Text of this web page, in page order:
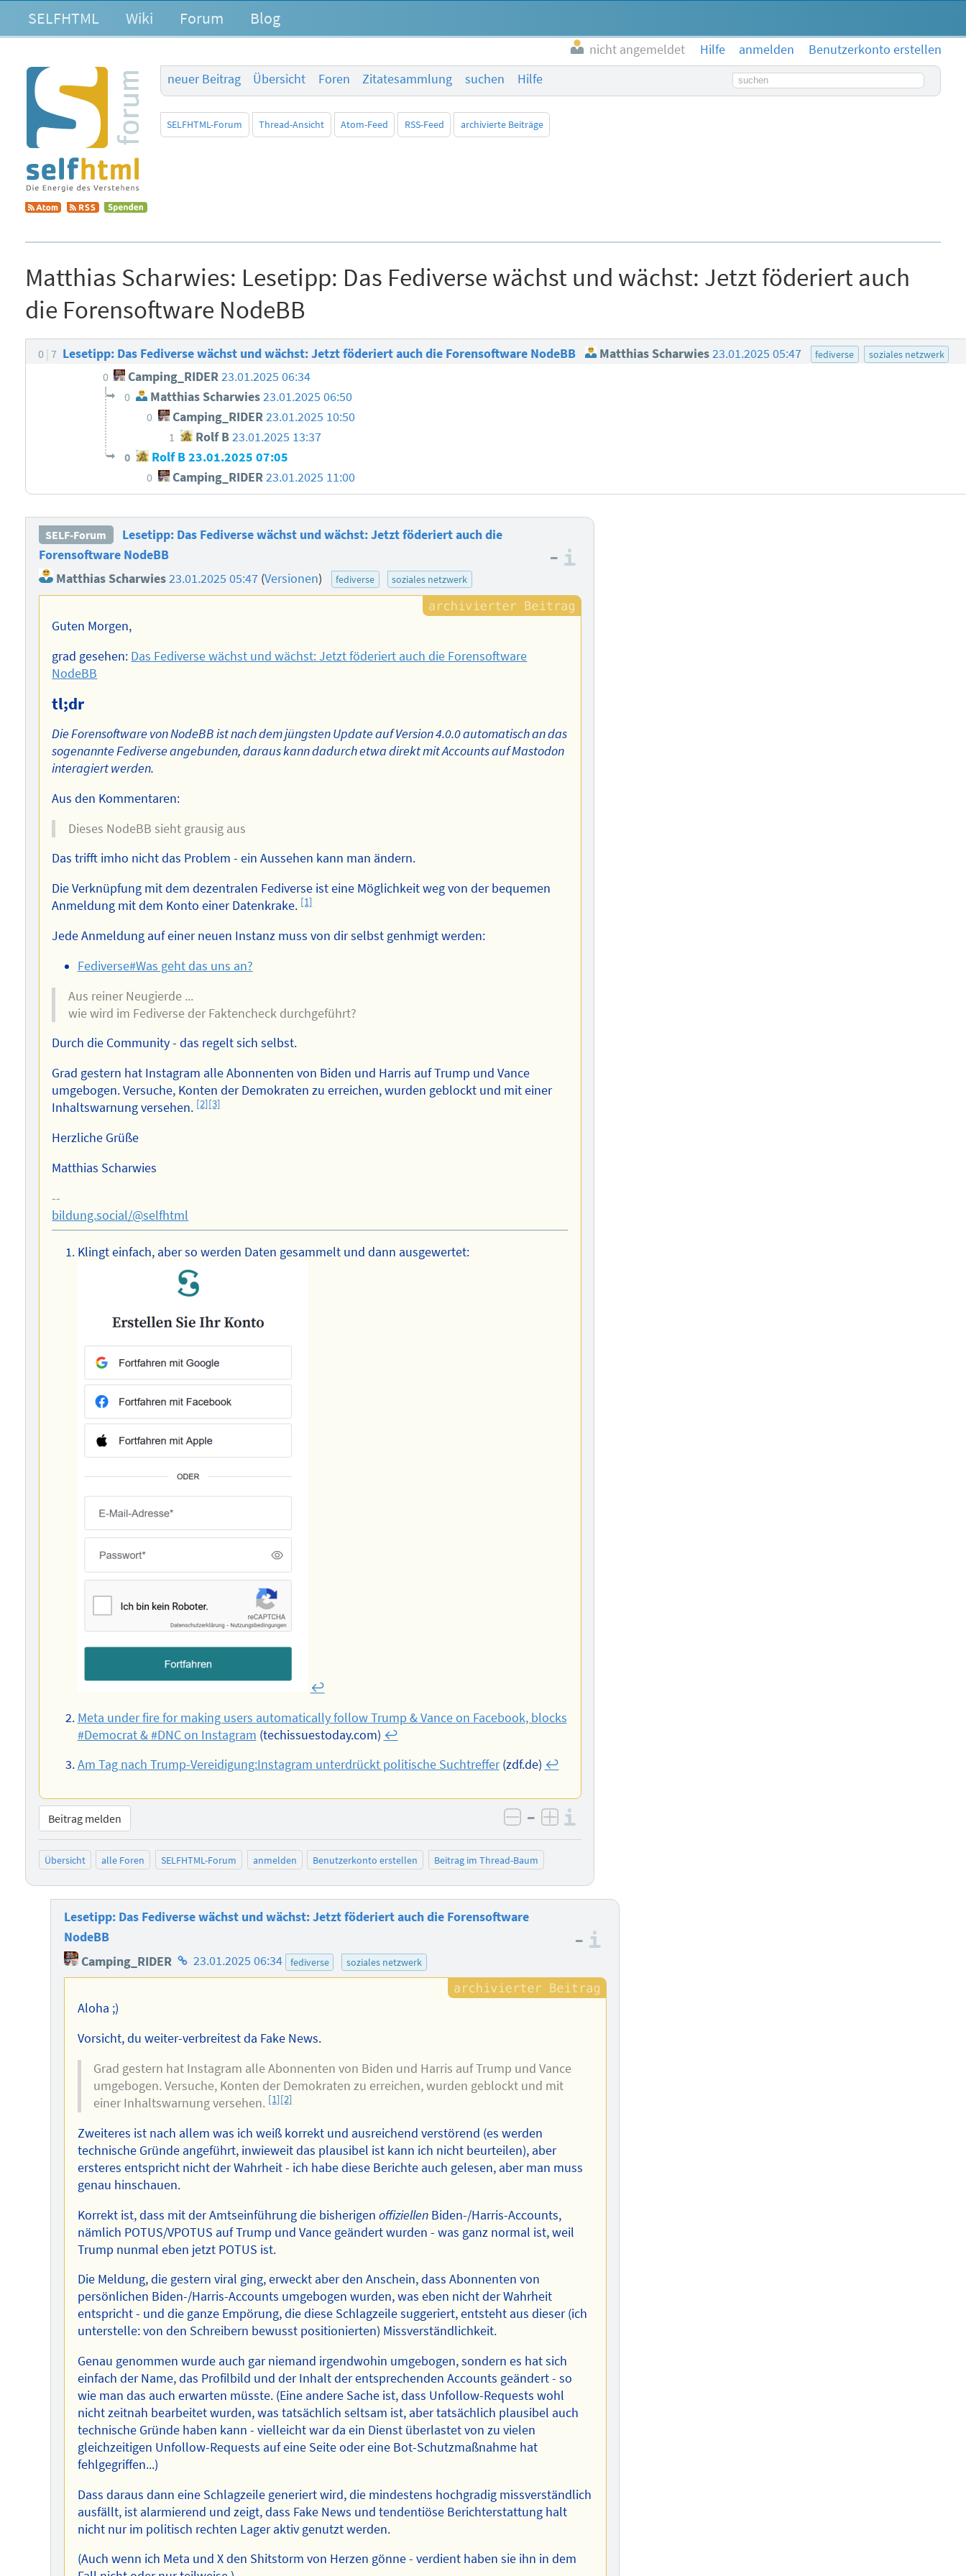
SELFHTML Wiki Forum Blog
nicht angemeldet Hilfe anmelden
Benutzerkonto erstellen
neuer Beitrag
Übersicht Foren Zitatesammlung suchen Hilfe Suchbegriff
SELFHTML-Forum Thread-Ansicht Atom-Feed RSS-Feed archivierte Beiträge
Matthias Scharwies: Lesetipp: Das Fediverse wächst und wächst: Jetzt föderiert auch
die Forensoftware NodeBB
0 7 Lesetipp: Das Fediverse wächst und wächst: Jetzt föderiert auch die Forensoftware NodeBB Matthias Scharwies23.01.2025 05:47 fediverse soziales netzwerk
0 Camping_RIDER23.01.2025 06:34
0 Matthias Scharwies23.01.2025 06:50
0 Camping_RIDER23.01.2025 10:50
1 Rolf B 23.01.2025 13:37
0 Rolf B23.01.2025 07:05
0 Camping_RIDER23.01.2025 11:00
SELF-Forum
Lesetipp: Das Fediverse wächst und wächst: Jetzt föderiert auch die
Forensoftware NodeBB
Matthias Scharwies23.01.2025 05:47 (Versionen) fediverse soziales netzwerk
–
Guten Morgen,
grad gesehen: Das Fediverse wächst und wächst: Jetzt föderiert auch die Forensoftware
NodeBB
tl;dr
Die Forensoftware von NodeBB ist nach dem jüngsten Update auf Version 4.0.0 automatisch an das
sogenannte Fediverse angebunden, daraus kann dadurch etwa direkt mit Accounts auf Mastodon
interagiert werden.
Aus den Kommentaren:
Dieses NodeBB sieht grausig aus
Das trifft imho nicht das Problem - ein Aussehen kann man ändern.
Die Verknüpfung mit dem dezentralen Fediverse ist eine Möglichkeit weg von der bequemen
Anmeldung mit dem Konto einer Datenkrake. [1]
Jede Anmeldung auf einer neuen Instanz muss von dir selbst genhmigt werden:
Fediverse#Was geht das uns an?
Aus reiner Neugierde ...
wie wird im Fediverse der Faktencheck durchgeführt?
Durch die Community - das regelt sich selbst.
Grad gestern hat Instagram alle Abonnenten von Biden und Harris auf Trump und Vance
umgebogen. Versuche, Konten der Demokraten zu erreichen, wurden geblockt und mit einer
Inhaltswarnung versehen. [2][3]
Herzliche Grüße
Matthias Scharwies
--
bildung.social/@selfhtml
Klingt einfach, aber so werden Daten gesammelt und dann ausgewertet:
↩︎
Meta under fire for making users automatically follow Trump & Vance on Facebook, blocks
#Democrat & #DNC on Instagram (techissuestoday.com) ↩︎
Am Tag nach Trump-Vereidigung:Instagram unterdrückt politische Suchtreffer(zdf.de) ↩︎
Beitrag melden negativ bewerten
– positiv bewerten
Übersicht alle Foren SELFHTML-Forum anmelden Benutzerkonto erstellen Beitrag im Thread-Baum
Lesetipp: Das Fediverse wächst und wächst: Jetzt föderiert auch die Forensoftware
NodeBB
Camping_RIDER Homepage
des
23.01.2025 06:34 fediverse soziales netzwerk
–
Aloha ;)
Vorsicht, du weiter-verbreitest da Fake News.
Grad gestern hat Instagram alle Abonnenten von Biden und Harris auf Trump und Vance
umgebogen. Versuche, Konten der Demokraten zu erreichen, wurden geblockt und mit
einer Inhaltswarnung versehen. [1][2]
Zweiteres ist nach allem was ich weiß korrekt und ausreichend verstörend (es werden
technische Gründe angeführt, inwieweit das plausibel ist kann ich nicht beurteilen), aber
ersteres entspricht nicht der Wahrheit - ich habe diese Berichte auch gelesen, aber man muss
genau hinschauen.
Korrekt ist, dass mit der Amtseinführung die bisherigen offiziellenBiden-/Harris-Accounts,
nämlich POTUS/VPOTUS auf Trump und Vance geändert wurden - was ganz normal ist, weil
Trump nunmal eben jetzt POTUS ist.
Die Meldung, die gestern viral ging, erweckt aber den Anschein, dass Abonnenten von
persönlichen Biden-/Harris-Accounts umgebogen wurden, was eben nicht der Wahrheit
entspricht - und die ganze Empörung, die diese Schlagzeile suggeriert, entsteht aus dieser (ich
unterstelle: von den Schreibern bewusst positionierten) Missverständlichkeit.
Genau genommen wurde auch gar niemand irgendwohin umgebogen, sondern es hat sich
einfach der Name, das Profilbild und der Inhalt der entsprechenden Accounts geändert - so
wie man das auch erwarten müsste. (Eine andere Sache ist, dass Unfollow-Requests wohl
nicht zeitnah bearbeitet wurden, was tatsächlich seltsam ist, aber tatsächlich plausibel auch
technische Gründe haben kann - vielleicht war da ein Dienst überlastet von zu vielen
gleichzeitigen Unfollow-Requests auf eine Seite oder eine Bot-Schutzmaßnahme hat
fehlgegriffen...)
Dass daraus dann eine Schlagzeile generiert wird, die mindestens hochgradig missverständlich
ausfällt, ist alarmierend und zeigt, dass Fake News und tendentiöse Berichterstattung halt
nicht nur im politisch rechten Lager aktiv genutzt werden.
(Auch wenn ich Meta und X den Shitstorm von Herzen gönne - verdient haben sie ihn in dem